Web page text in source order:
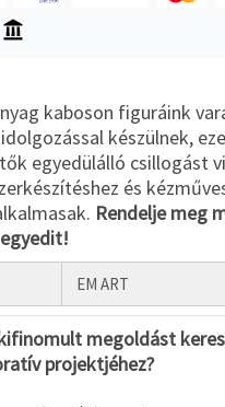
kaboson figuráink
készülnek,
egyedülálló csillogást
és
Rendelje meg
EM ART
megoldást
projektjéhez?